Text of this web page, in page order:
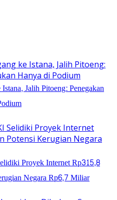
Jalih Pitoeng: Penegakan
Proyek Internet Rp315,8
Negara Rp6,7 Miliar